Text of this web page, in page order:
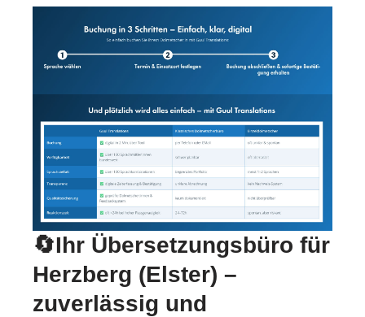
🔄Ihr Übersetzungsbüro für
Herzberg (Elster) –
zuverlässig und